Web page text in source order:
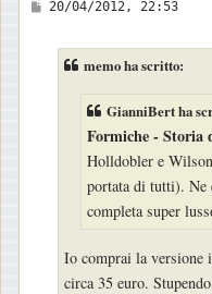
20/04/2012, 22:53
memo ha scritto:
GianniBert ha
Formiche - Storia
Holldobler e
portata di tutti). Ne
completa super
Io comprai la
circa 35 euro.